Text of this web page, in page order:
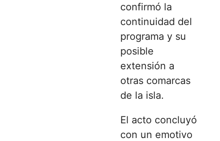
confirmó la
continuidad del
programa y su
posible
extensión a
otras comarcas
de la isla.
El acto concluyó
con un emotivo